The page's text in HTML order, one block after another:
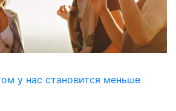
у нас становится меньше